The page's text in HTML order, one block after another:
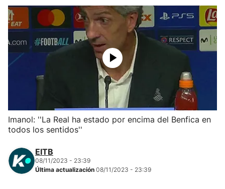
Baloncesto
Ciclismo
Herri-kirolak
Kirolak 360
Atletismo
Imanol: ''La Real ha estado por encima del Benfica en
todos los sentidos''
EITB
08/11/2023 - 23:39
Última actualización 08/11/2023 - 23:39